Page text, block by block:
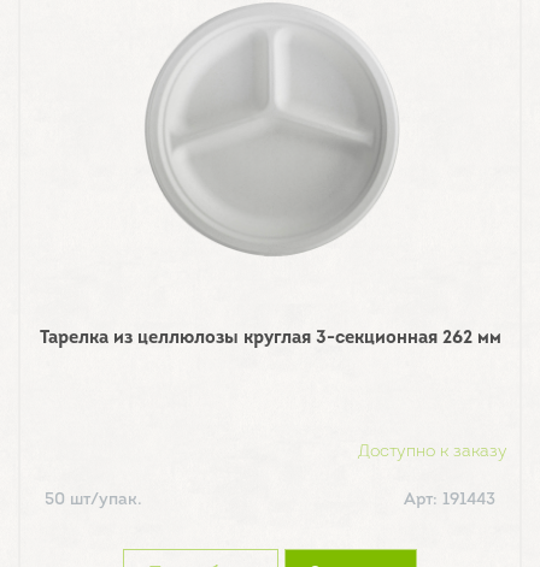
Тарелка из целлюлозы круглая 3-секционная 262 мм
Доступно к заказу
50 шт/упак. Арт: 191443